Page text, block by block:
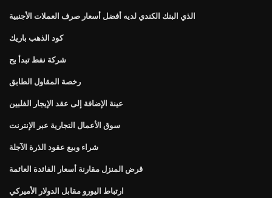
الذي البنك الكندي لديه أفضل أسعار صرف العملات الأجنبية
كود الذهب باريك
شركة نفط تبدأ بح
رخصة المقاول الطابق
عينة الإضافة إلى عقد الإيجار الفلبين
سوق الأعمال التجارية عبر الإنترنت
شراء وبيع عقود الذرة الآجلة
قرض المنزل مقارنة أسعار الفائدة العائمة
ارتباط اليورو مقابل الدولار الأميركي